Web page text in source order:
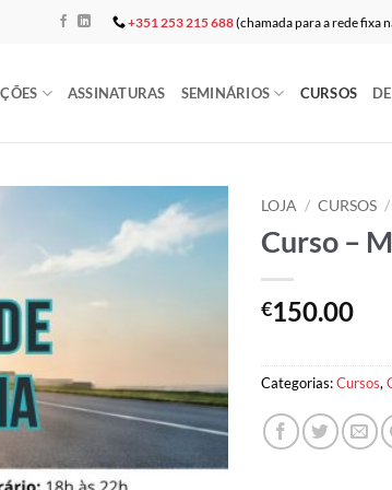
+351 253 215 688(chamada para a rede fixa
ASSINATURAS SEMINÁRIOS CURSOS
LOJA / CURSOS /
Curso –
€150.00
Categorias:Cursos,